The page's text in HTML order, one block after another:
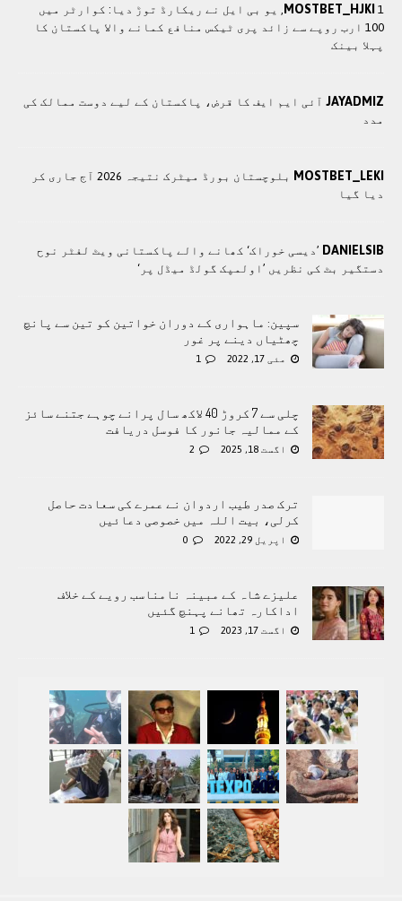
MOSTBET_HJKI 1, یو بی ایل نے ریکارڈ توڑ دیا: کوارٹر میں
100 ارب روپے سے زائد پری ٹیکس منافع کمانے والا پاکستان کا
پہلا بینک
JAYADMIZ آئی ایم ایف کا قرض، پاکستان کے لیے دوست ممالک کی
مدد
MOSTBET_LEKI
بلوچستان بورڈ میٹرک نتیجہ 2026 آج جاری کر
دیا گیا
DANIELSIB ’دیسی خوراک‘ کھانے والے پاکستانی ویٹ لفٹر نوح
دستگیر بٹ کی نظریں ’اولمپک گولڈ میڈل پر‘
سپین: ماہواری کے دوران خواتین کو تین سے پانچ
چھٹیاں دینے پر غور
مئی 17, 2022 1
چلی سے 7 کروڑ 40 لاکھ سال پرانے چوہے جتنے سائز
کے ممالیہ جانور کا فوسل دریافت
اگست 18, 2025 2
ترک صدر طیب اردوان نے عمرے کی سعادت حاصل
کرلی، بیت اللہ میں خصوصی دعائیں
اپریل 29, 2022 0
علیزے شاہ کے مبینہ نامناسب رویے کے خلاف
اداکارہ تھانے پہنچ گئیں
اگست 17, 2023 1